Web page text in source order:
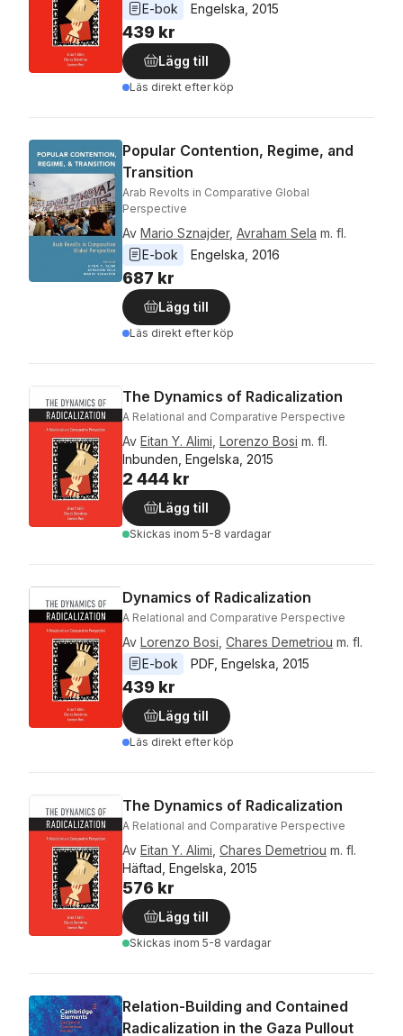
E-bok
Engelska 2015
439 kr
Lägg till
Läs direkt efter köp
Popular Contention, Regime, and
Transition
Arab Revolts in Comparative Global
Perspective
Av Mario Sznajder, Avraham Sela m. fl.
E-bok
Engelska 2016
687 kr
Lägg till
Läs direkt efter köp
The Dynamics of Radicalization
A Relational and Comparative Perspective
Av Eitan Y. Alimi Lorenzo Bosi m. fl.
Inbunden, Engelska, 2015
2 444 kr
Lägg till
Skickas inom 5-8 vardagar
Dynamics of Radicalization
A Relational and Comparative Perspective
Av Lorenzo Bosi Chares Demetriou m. fl.
E-bok
PDF Engelska 2015
439 kr
Lägg till
Läs direkt efter köp
The Dynamics of Radicalization
A Relational and Comparative Perspective
Av Eitan Y. Alimi Chares Demetriou m. fl.
Häftad, Engelska, 2015
576 kr
Lägg till
Skickas inom 5-8 vardagar
Relation-Building and Contained
Radicalization in the Gaza Pullout